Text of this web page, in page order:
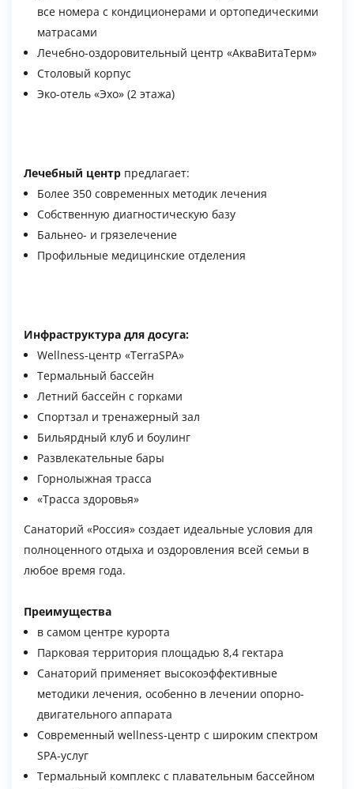
все номера с кондиционерами и ортопедическими
матрасами
Лечебно-оздоровительный центр «АкваВитаТерм»
Столовый корпус
Эко-отель «Эхо» (2 этажа)
Лечебный центр предлагает:
Более 350 современных методик лечения
Собственную диагностическую базу
Бальнео- и грязелечение
Профильные медицинские отделения
Инфраструктура для досуга:
Wellness-центр «TerraSPA»
Термальный бассейн
Летний бассейн с горками
Спортзал и тренажерный зал
Бильярдный клуб и боулинг
Развлекательные бары
Горнолыжная трасса
«Трасса здоровья»
Санаторий «Россия» создает идеальные условия для
полноценного отдыха и оздоровления всей семьи в
любое время года.
Преимущества
в самом центре курорта
Парковая территория площадью 8,4 гектара
Санаторий применяет высокоэффективные
методики лечения, особенно в лечении опорно-
двигательного аппарата
Современный wellness-центр с широким спектром
SPA-услуг
Термальный комплекс с плавательным бассейном